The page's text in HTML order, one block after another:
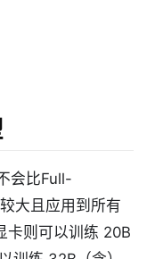
会比Full-
大且应用到所有
卡则可以训练 20B